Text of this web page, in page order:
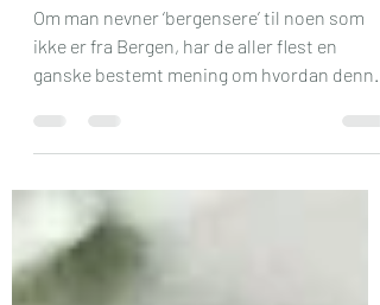
er forelska!
Om man nevner ‘bergensere’ til noen som
ganske bestemt mening om hvordan denne
folkegruppen er....